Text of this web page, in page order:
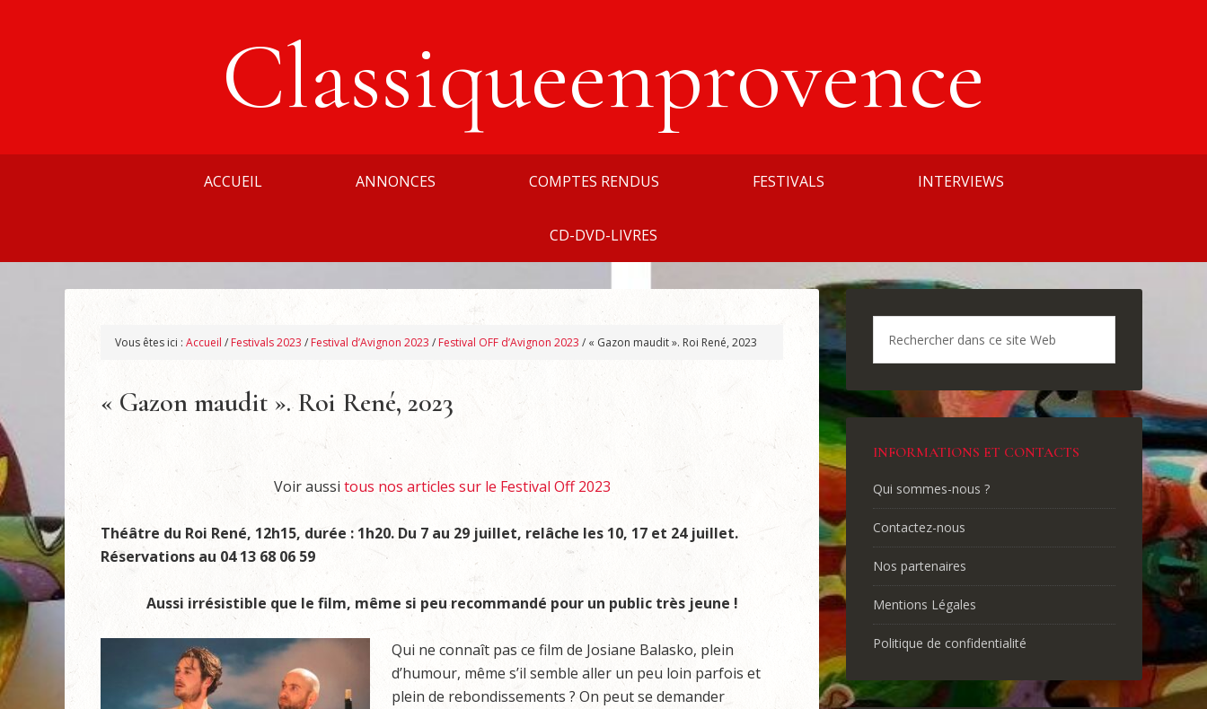
Classiqueenprovence
ACCUEIL ANNONCES COMPTES RENDUS FESTIVALS INTERVIEWS
CD-DVD-LIVRES
Vous êtes ici : Accueil / Festivals 2023 / Festival d’Avignon 2023 / Festival OFF d’Avignon 2023 / « Gazon maudit ». Roi René, 2023
« Gazon maudit ». Roi René, 2023
Voir aussi tous nos articles sur le Festival Off 2023
Théâtre du Roi René, 12h15, durée : 1h20. Du 7 au 29 juillet, relâche les 10, 17 et 24 juillet.
Réservations au 04 13 68 06 59
Aussi irrésistible que le film, même si peu recommandé pour un public très jeune !
Qui ne connaît pas ce film de Josiane Balasko, plein
d’humour, même s’il semble aller un peu loin parfois et
plein de rebondissements ? On peut se demander
INFORMATIONS ET CONTACTS
Qui sommes-nous ?
Contactez-nous
Nos partenaires
Mentions Légales
Politique de confidentialité